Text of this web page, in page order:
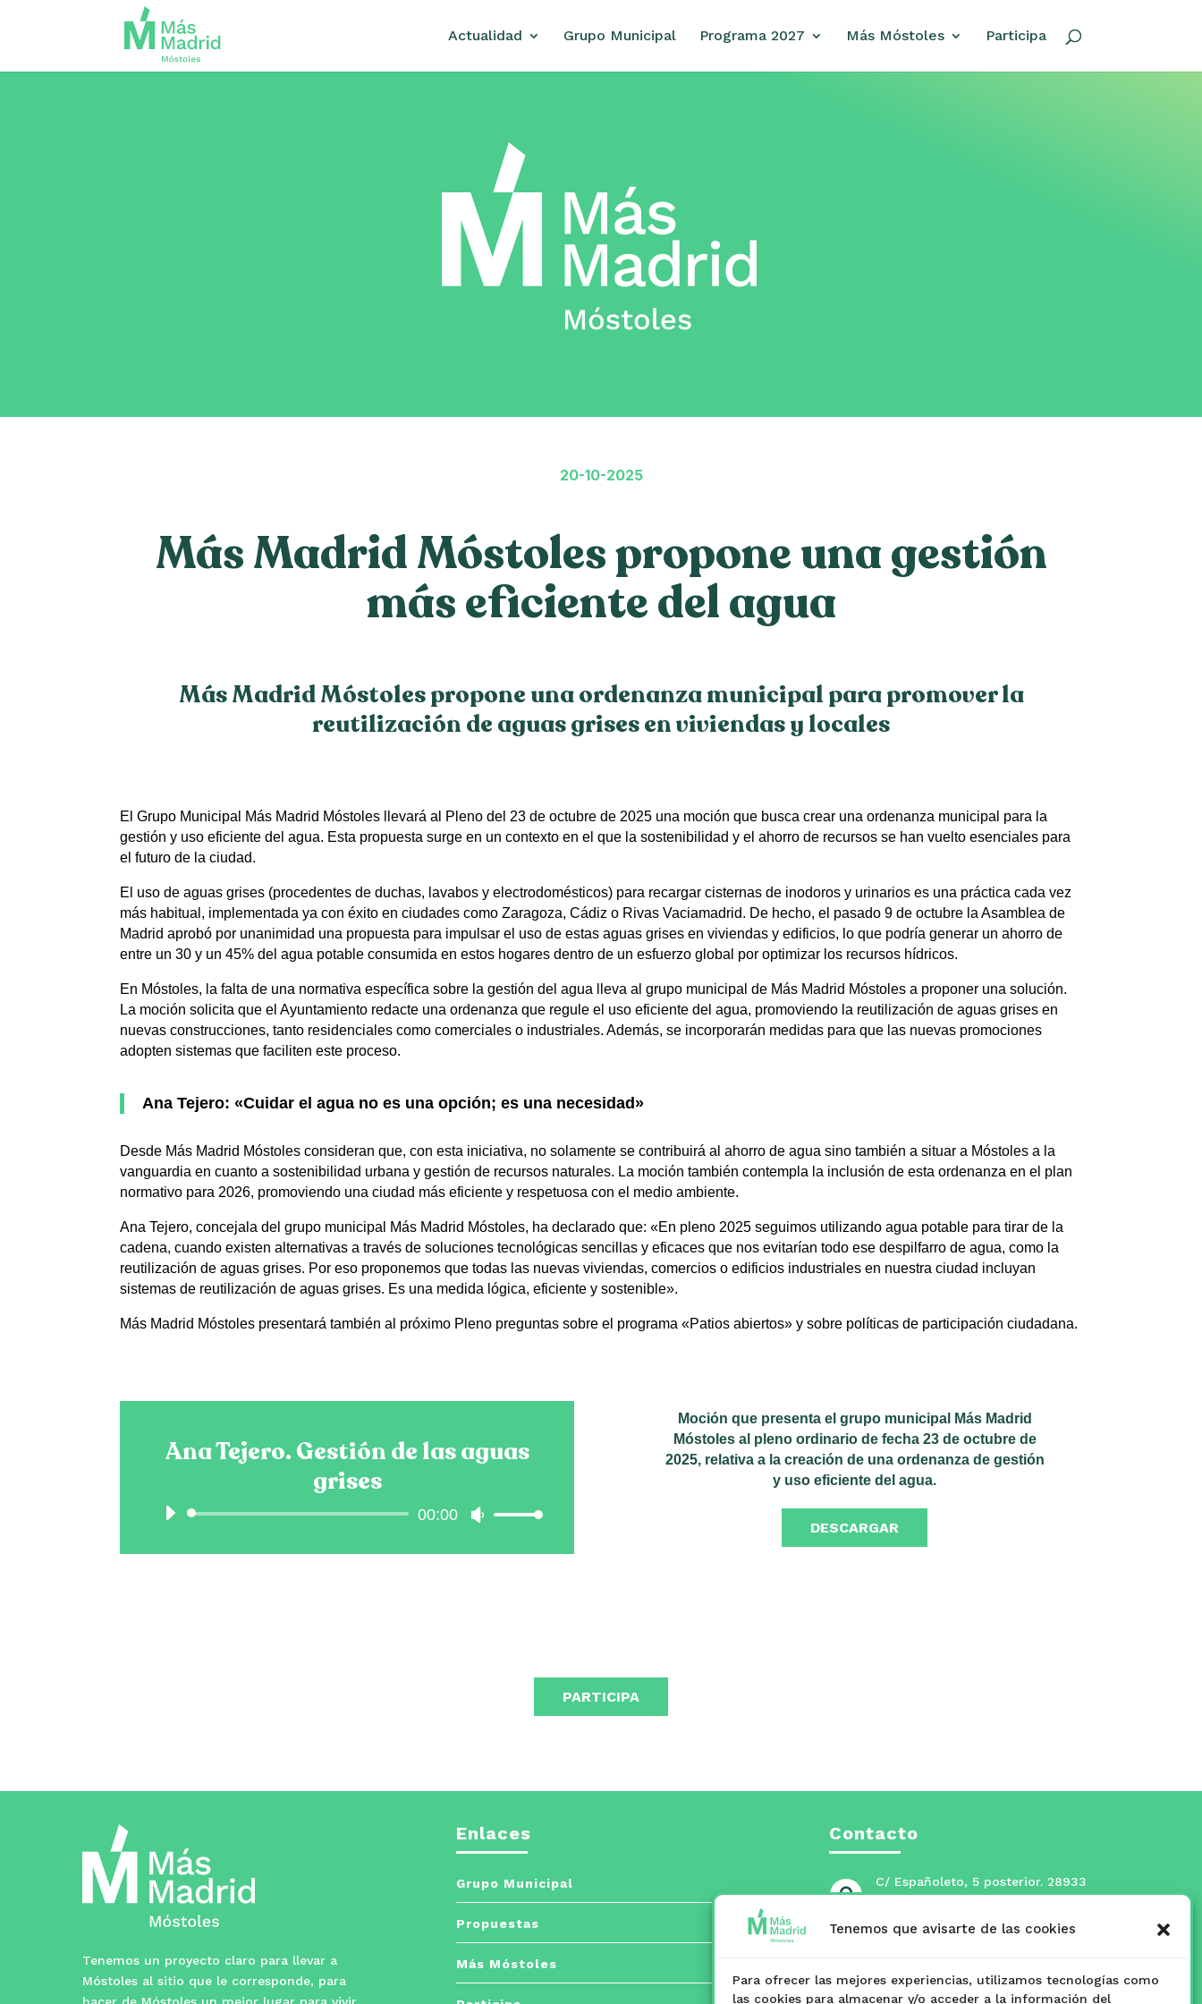
Tenemos que avisarte de las cookies
Para ofrecer las mejores experiencias, utilizamos tecnologías como
las cookies para almacenar y/o acceder a la información del
Actualidad Grupo Municipal Programa 2027 Más Móstoles Participa
20-10-2025
Más Madrid Móstoles propone una gestión
más eficiente del agua
Más Madrid Móstoles propone una ordenanza municipal para promover la
reutilización de aguas grises en viviendas y locales
El Grupo Municipal Más Madrid Móstoles llevará al Pleno del 23 de octubre de 2025 una moción que busca crear una ordenanza municipal para la
gestión y uso eficiente del agua. Esta propuesta surge en un contexto en el que la sostenibilidad y el ahorro de recursos se han vuelto esenciales para
el futuro de la ciudad.
El uso de aguas grises (procedentes de duchas, lavabos y electrodomésticos) para recargar cisternas de inodoros y urinarios es una práctica cada vez
más habitual, implementada ya con éxito en ciudades como Zaragoza, Cádiz o Rivas Vaciamadrid. De hecho, el pasado 9 de octubre la Asamblea de
Madrid aprobó por unanimidad una propuesta para impulsar el uso de estas aguas grises en viviendas y edificios, lo que podría generar un ahorro de
entre un 30 y un 45% del agua potable consumida en estos hogares dentro de un esfuerzo global por optimizar los recursos hídricos.
En Móstoles, la falta de una normativa específica sobre la gestión del agua lleva al grupo municipal de Más Madrid Móstoles a proponer una solución.
La moción solicita que el Ayuntamiento redacte una ordenanza que regule el uso eficiente del agua, promoviendo la reutilización de aguas grises en
nuevas construcciones, tanto residenciales como comerciales o industriales. Además, se incorporarán medidas para que las nuevas promociones
adopten sistemas que faciliten este proceso.
Ana Tejero: «Cuidar el agua no es una opción; es una necesidad»
Desde Más Madrid Móstoles consideran que, con esta iniciativa, no solamente se contribuirá al ahorro de agua sino también a situar a Móstoles a la
vanguardia en cuanto a sostenibilidad urbana y gestión de recursos naturales. La moción también contempla la inclusión de esta ordenanza en el plan
normativo para 2026, promoviendo una ciudad más eficiente y respetuosa con el medio ambiente.
Ana Tejero, concejala del grupo municipal Más Madrid Móstoles, ha declarado que: «En pleno 2025 seguimos utilizando agua potable para tirar de la
cadena, cuando existen alternativas a través de soluciones tecnológicas sencillas y eficaces que nos evitarían todo ese despilfarro de agua, como la
reutilización de aguas grises. Por eso proponemos que todas las nuevas viviendas, comercios o edificios industriales en nuestra ciudad incluyan
sistemas de reutilización de aguas grises. Es una medida lógica, eficiente y sostenible».
Más Madrid Móstoles presentará también al próximo Pleno preguntas sobre el programa «Patios abiertos» y sobre políticas de participación ciudadana.
Ana Tejero. Gestión de las aguas
grises
Reproductor
audio
00:00
Utiliza
teclas
Moción que presenta el grupo municipal Más Madrid
Móstoles al pleno ordinario de fecha 23 de octubre de
2025, relativa a la creación de una ordenanza de gestión
y uso eficiente del agua.
DESCARGAR
PARTICIPA
Tenemos un proyecto claro para llevar a
Móstoles al sitio que le corresponde, para
hacer de Móstoles un mejor lugar para vivir,
Enlaces
Grupo Municipal
Propuestas
Más Móstoles
Contacto

C/ Españoleto, 5 posterior. 28933
masmadridmostoles@mostoles.es
 www.masmadridmostoles.org